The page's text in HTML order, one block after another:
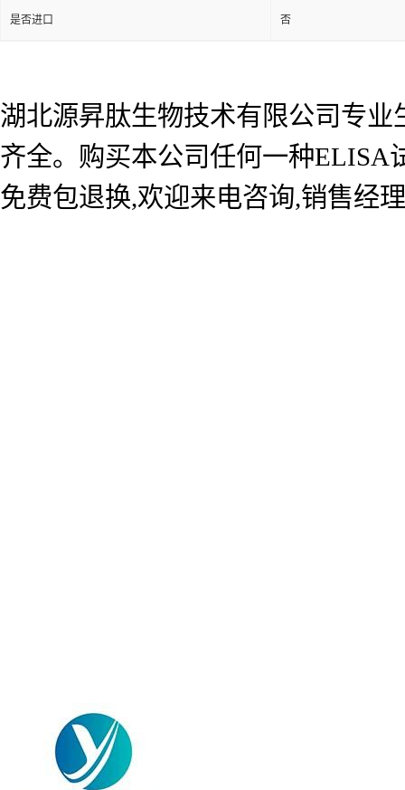
是否进口 否
湖北源昇肽生物技术有限公司专
齐全。购买本公司任何一种ELISA
免费包退换,欢迎来电咨询,销售经